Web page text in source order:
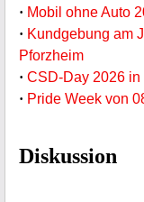
· Mobil ohne Auto
· Kundgebung am
Pforzheim
· CSD-Day 2026
· Pride Week von
Diskussion